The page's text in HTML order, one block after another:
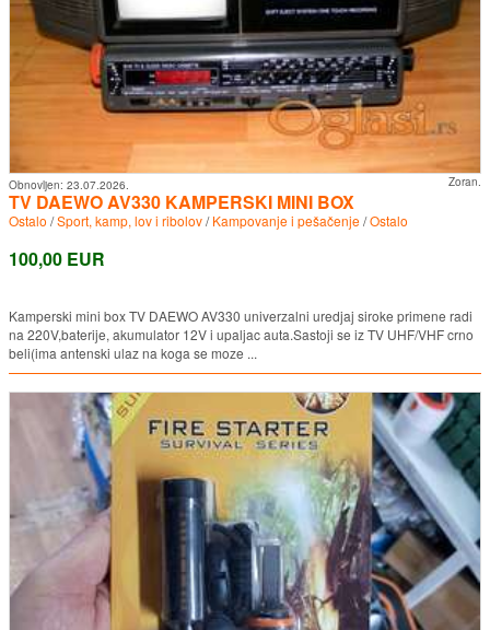
Zoran.
Obnovljen: 23.07.2026.
TV DAEWO AV330 KAMPERSKI MINI BOX
Ostalo /Sport, kamp, lov i ribolov/Kampovanje i pešačenje/Ostalo
100,00 EUR
Kamperski mini box TV DAEWO AV330 univerzalni uredjaj siroke primene radi
na 220V,baterije, akumulator 12V i upaljac auta.Sastoji se iz TV UHF/VHF crno
beli(ima antenski ulaz na koga se moze ...